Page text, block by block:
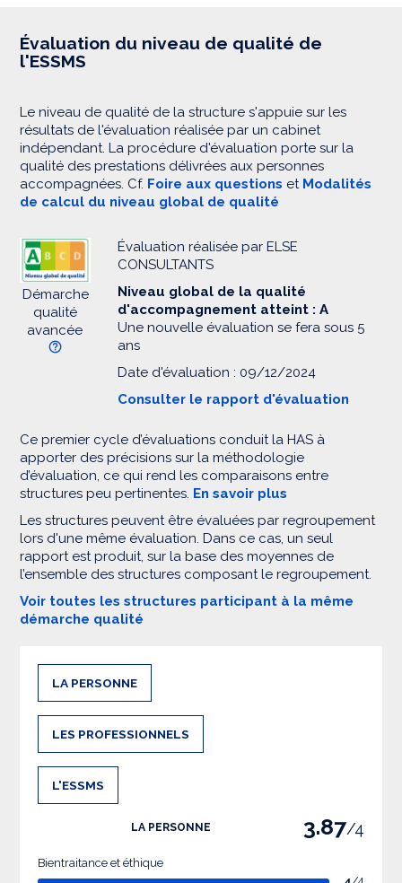
Évaluation du niveau de qualité de
l'ESSMS
Le niveau de qualité de la structure s'appuie sur les
résultats de l'évaluation réalisée par un cabinet
indépendant. La procédure d'évaluation porte sur la
qualité des prestations délivrées aux personnes
accompagnées. Cf. Foire aux questions et Modalités
de calcul du niveau global de qualité
Démarche
qualité
avancée
Évaluation réalisée par ELSE
CONSULTANTS
Niveau global de la qualité
d'accompagnement atteint : A
Une nouvelle évaluation se fera sous 5
ans
Date d'évaluation : 09/12/2024
Consulter le rapport d'évaluation
Ce premier cycle d’évaluations conduit la HAS à
apporter des précisions sur la méthodologie
d’évaluation, ce qui rend les comparaisons entre
structures peu pertinentes. En savoir plus
Les structures peuvent être évaluées par regroupement
lors d'une même évaluation. Dans ce cas, un seul
rapport est produit, sur la base des moyennes de
l’ensemble des structures composant le regroupement.
Voir toutes les structures participant à la même
démarche qualité
LA PERSONNE
LES PROFESSIONNELS
L'ESSMS
LA PERSONNE 3.87/4
Bientraitance et éthique